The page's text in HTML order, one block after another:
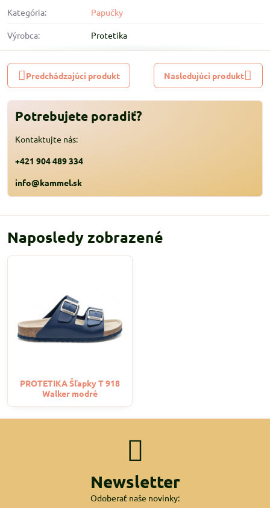
Kategória: Papučky
Výrobca: Protetika
Predchádzajúci produkt Nasledujúci produkt
Potrebujete poradiť?
Kontaktujte nás:
+421 904 489 334
info@kammel.sk
Naposledy zobrazené
PROTETIKA Šľapky T 918
Walker modré
Newsletter
Odoberať naše novinky: